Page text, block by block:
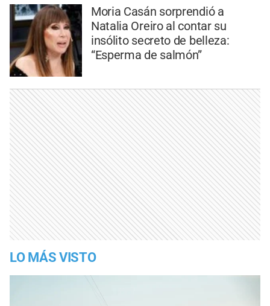
Moria Casán sorprendió a
Natalia Oreiro al contar su
insólito secreto de belleza:
“Esperma de salmón”
LO MÁS VISTO